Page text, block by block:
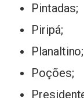
Pintadas;
Piripá;
Planaltino;
Poções;